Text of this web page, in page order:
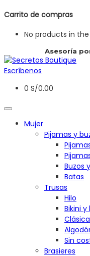
Carrito de compras
No products in
Asesoría
Escríbenos
0 S/0.00
Mujer
Pijamas y
Buzos
Batas
Trusas
Hilo
Bikini
Sin
Brasieres